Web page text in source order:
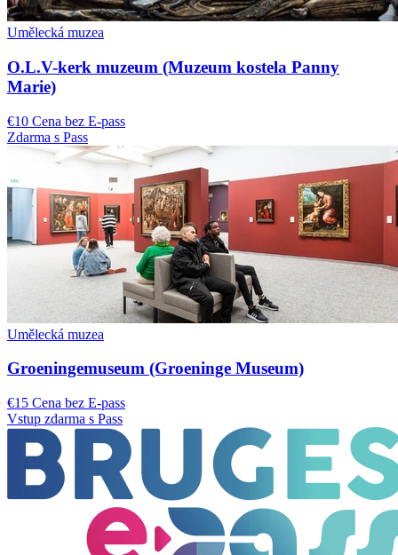
Umělecká muzea
O.L.V-kerk muzeum (Muzeum kostela Panny
Marie)
€10 Cena bez E-pass
Zdarma s Pass
Umělecká muzea
Groeningemuseum (Groeninge Museum)
€15 Cena bez E-pass
Vstup zdarma s Pass